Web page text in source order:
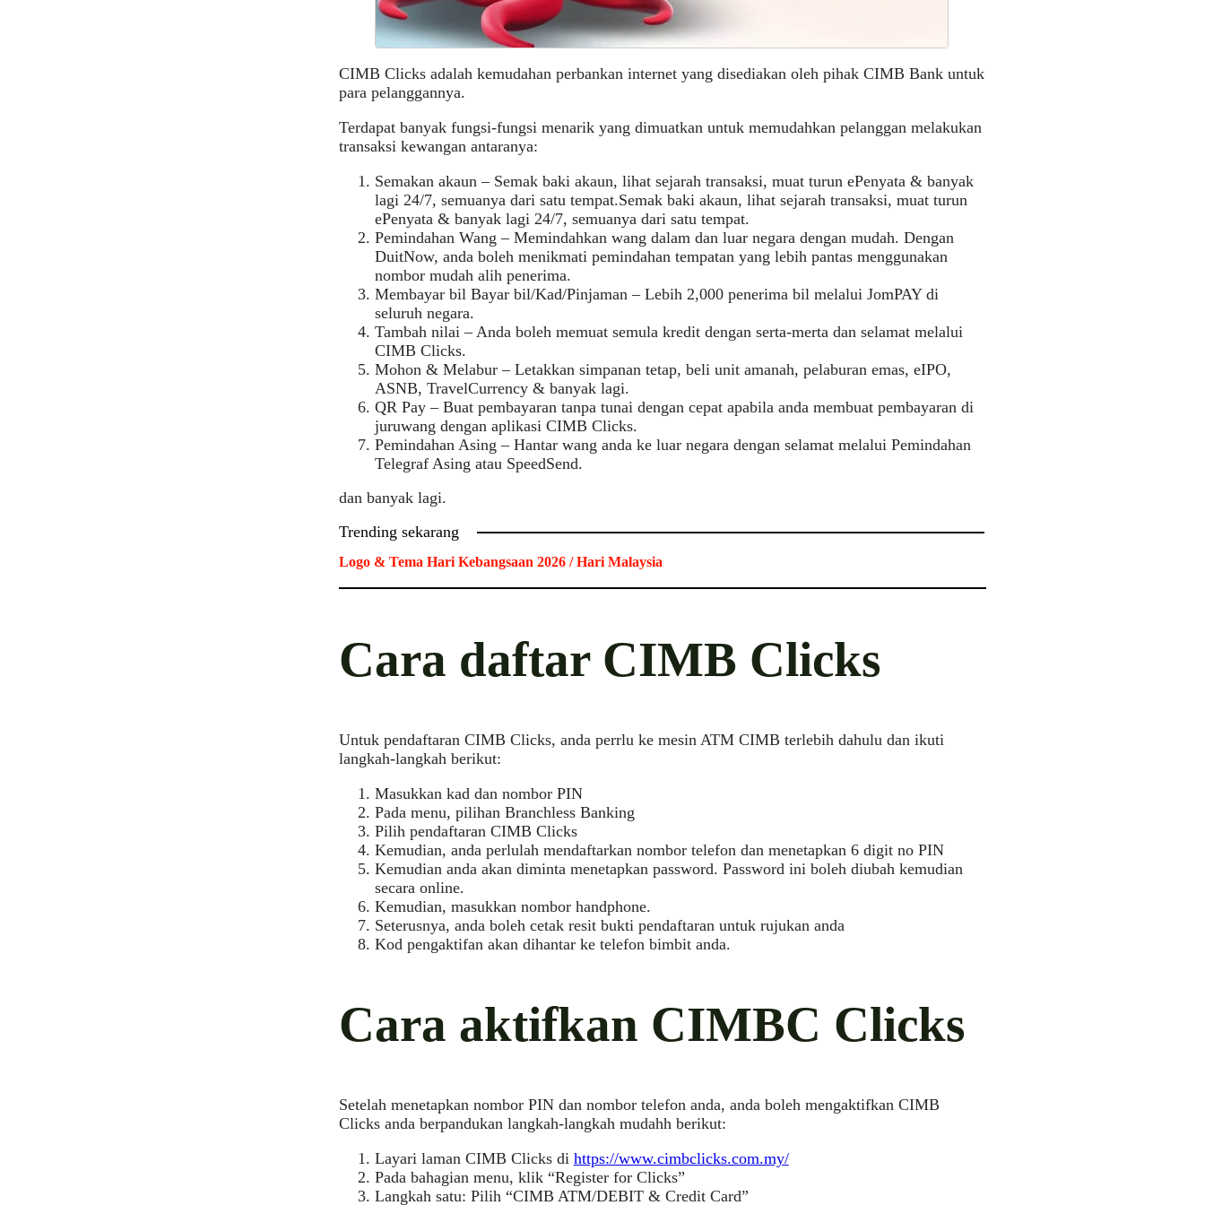
CIMB Clicks adalah kemudahan perbankan internet yang disediakan oleh pihak CIMB Bank untuk
para pelanggannya.
Terdapat banyak fungsi-fungsi menarik yang dimuatkan untuk memudahkan pelanggan melakukan
transaksi kewangan antaranya:
Semakan akaun – Semak baki akaun, lihat sejarah transaksi, muat turun ePenyata & banyak
lagi 24/7, semuanya dari satu tempat.Semak baki akaun, lihat sejarah transaksi, muat turun
ePenyata & banyak lagi 24/7, semuanya dari satu tempat.
Pemindahan Wang – Memindahkan wang dalam dan luar negara dengan mudah. Dengan
DuitNow, anda boleh menikmati pemindahan tempatan yang lebih pantas menggunakan
nombor mudah alih penerima.
Membayar bil Bayar bil/Kad/Pinjaman – Lebih 2,000 penerima bil melalui JomPAY di
seluruh negara.
Tambah nilai – Anda boleh memuat semula kredit dengan serta-merta dan selamat melalui
CIMB Clicks.
Mohon & Melabur – Letakkan simpanan tetap, beli unit amanah, pelaburan emas, eIPO,
ASNB, TravelCurrency & banyak lagi.
QR Pay – Buat pembayaran tanpa tunai dengan cepat apabila anda membuat pembayaran di
juruwang dengan aplikasi CIMB Clicks.
Pemindahan Asing – Hantar wang anda ke luar negara dengan selamat melalui Pemindahan
Telegraf Asing atau SpeedSend.
dan banyak lagi.
Trending sekarang
Logo & Tema Hari Kebangsaan 2026 / Hari Malaysia
Cara daftar CIMB Clicks
Untuk pendaftaran CIMB Clicks, anda perrlu ke mesin ATM CIMB terlebih dahulu dan ikuti
langkah-langkah berikut:
Masukkan kad dan nombor PIN
Pada menu, pilihan Branchless Banking
Pilih pendaftaran CIMB Clicks
Kemudian, anda perlulah mendaftarkan nombor telefon dan menetapkan 6 digit no PIN
Kemudian anda akan diminta menetapkan password. Password ini boleh diubah kemudian
secara online.
Kemudian, masukkan nombor handphone.
Seterusnya, anda boleh cetak resit bukti pendaftaran untuk rujukan anda
Kod pengaktifan akan dihantar ke telefon bimbit anda.
Cara aktifkan CIMBC Clicks
Setelah menetapkan nombor PIN dan nombor telefon anda, anda boleh mengaktifkan CIMB
Clicks anda berpandukan langkah-langkah mudahh berikut:
Layari laman CIMB Clicks di https://www.cimbclicks.com.my/
Pada bahagian menu, klik “Register for Clicks”
Langkah satu: Pilih “CIMB ATM/DEBIT & Credit Card”